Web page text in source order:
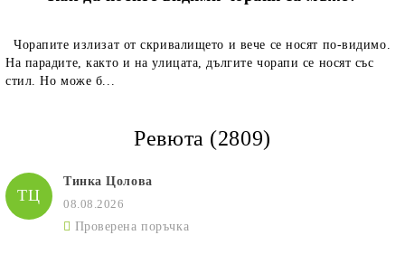
Чорапите излизат от скривалището и вече се носят по-видимо.
На парадите, както и на улицата, дългите чорапи се носят със
стил. Но може б...
Ревюта (2809)
ТЦ
Тинка Цолова
08.08.2026
Проверена поръчка